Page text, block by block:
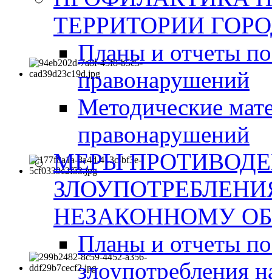
ТЕРРИТОРИИ
Планы и отчеты
правонарушений
Методические
правонарушений
МЕРЫ
НЕЗАКОННОМУ
Планы и отчеты
злоупотребления